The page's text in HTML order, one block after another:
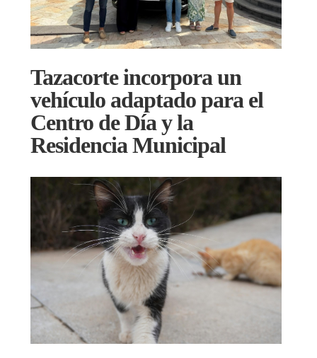
Tazacorte incorpora un
vehículo adaptado para el
Centro de Día y la
Residencia Municipal